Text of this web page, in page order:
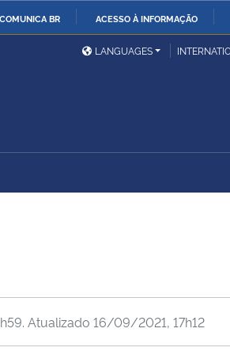
COMUNICA BR ACESSO À INFORMAÇÃO
Ministério das Relações
ExterioresLANGUAGES
. Atualizado 16/09/2021, 17h12